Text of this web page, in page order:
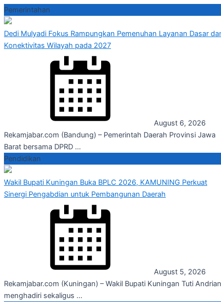
Pemerintahan
Dedi Mulyadi Fokus Rampungkan Pemenuhan Layanan Dasar
Konektivitas Wilayah pada 2027
August 6, 2026
Rekamjabar.com (Bandung) – Pemerintah Daerah Provinsi Jawa
Barat bersama DPRD ...
Pendidikan
Wakil Bupati Kuningan Buka BPLC 2026, KAMUNING Perkuat
Sinergi Pengabdian untuk Pembangunan Daerah
August 5, 2026
Rekamjabar.com (Kuningan) – Wakil Bupati Kuningan Tuti
menghadiri sekaligus ...